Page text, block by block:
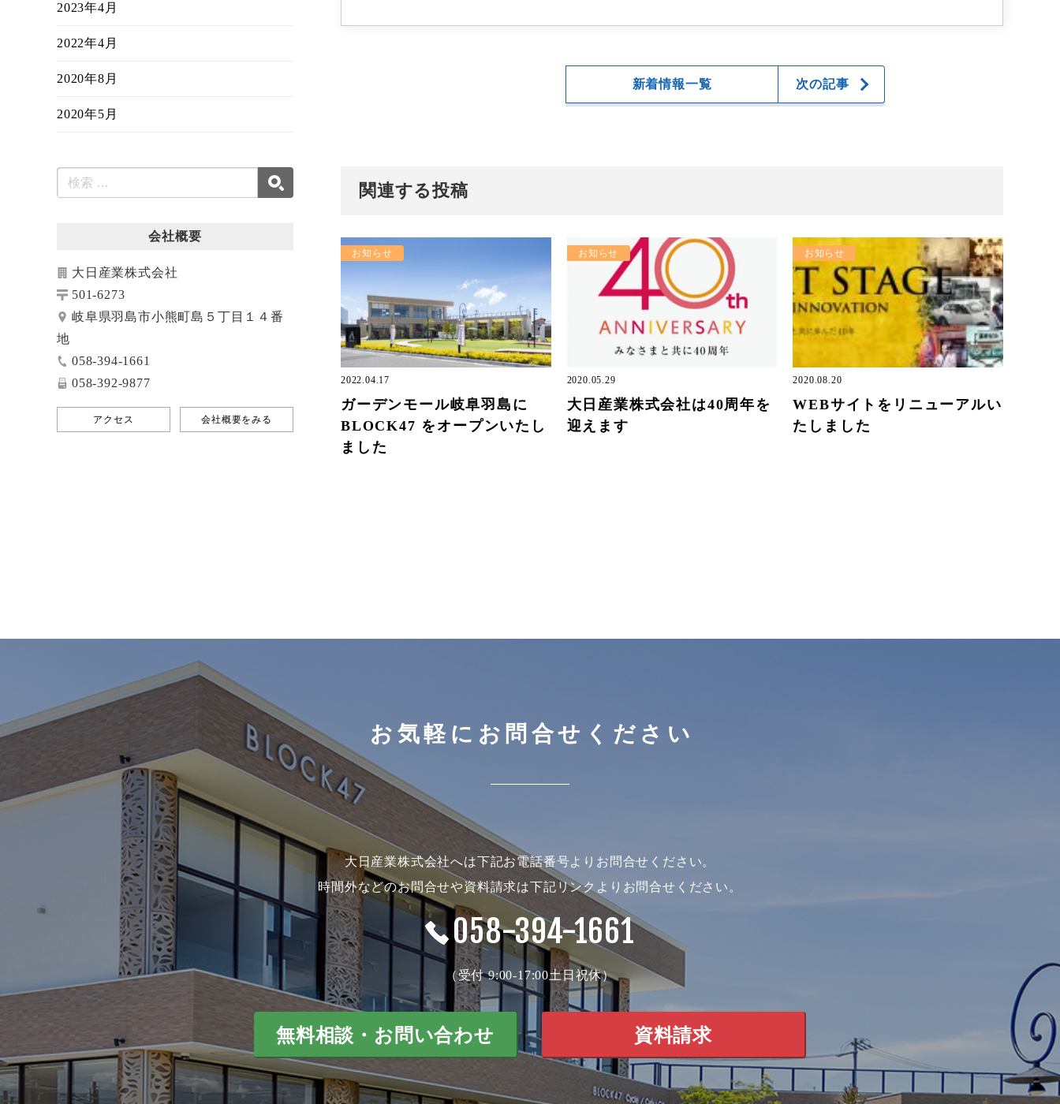
次の記事
新着情報一覧
関連する投稿
お知らせ
2022.04.17
ガーデンモール岐阜羽島に
BLOCK47 をオープンいたし
ました
お知らせ
2020.05.29
大日産業株式会社は40周年を
迎えます
お知らせ
2020.08.20
WEBサイトをリニューアルい
たしました
2023年4月
2022年4月
2020年8月
2020年5月
会社概要
大日産業株式会社
501-6273
岐阜県羽島市小熊町島５丁目１４番
地
058-394-1661
058-392-9877
アクセス 会社概要をみる
お気軽にお問合せください
大日産業株式会社へは下記お電話番号よりお問合せください。
時間外などのお問合せや資料請求は下記リンクよりお問合せください。
058-394-1661
（受付 9:00-17:00土日祝休）
無料相談・お問い合わせ 資料請求